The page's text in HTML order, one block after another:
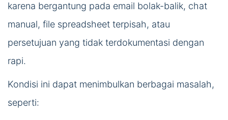
karena bergantung pada email bolak-balik, chat
manual, file spreadsheet terpisah, atau
persetujuan yang tidak terdokumentasi dengan
rapi.
Kondisi ini dapat menimbulkan berbagai masalah,
seperti: